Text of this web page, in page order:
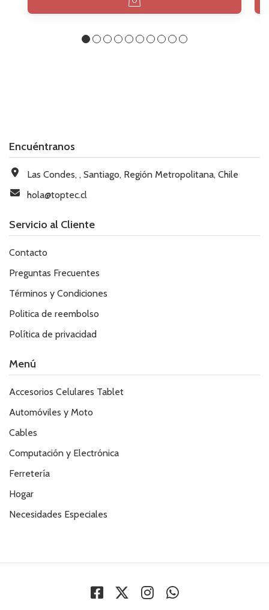
Encuéntranos
Las Condes, , Santiago, Región Metropolitana, Chile
hola@toptec.cl
Servicio al Cliente
Contacto
Preguntas Frecuentes
Términos y Condiciones
Politica de reembolso
Política de privacidad
Menú
Accesorios Celulares Tablet
Automóviles y Moto
Cables
Computación y Electrónica
Ferretería
Hogar
Necesidades Especiales